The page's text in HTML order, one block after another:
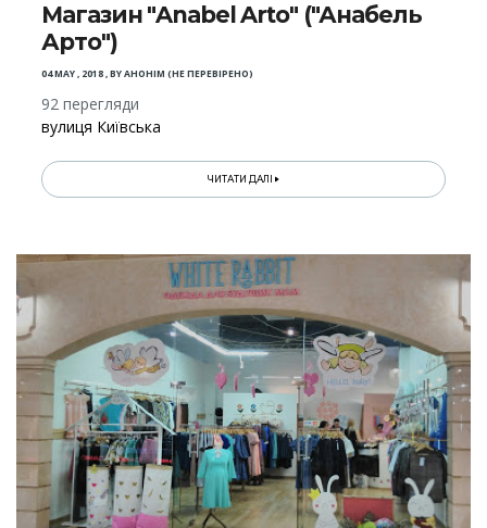
Магазин "Anabel Arto" ("Анабель
Арто")
04 MAY , 2018,BYАНОНІМ (НЕ ПЕРЕВІРЕНО)
92 перегляди
вулиця Київська
ЧИТАТИ ДАЛІ